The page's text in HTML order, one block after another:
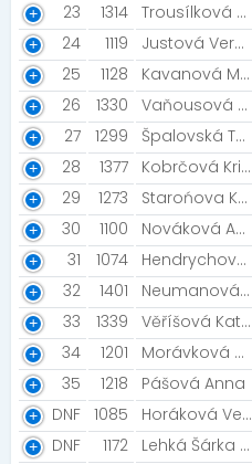
23
1314 Trousílková Karolína [Dřímtým]
24
1119 Justová Veronika [Dřímtým]
25
1128 Kavanová Mariana
26
1330 Vaňousová Kateřina
27
1299 Špalovská Tereza
28
1377 Kobrčová Kristýna
29
1273 Starońova Karolína
30
1100 Nováková Anna [Vodafone]
31
1074 Hendrychová Eliška [Miláčci]
32
1401 Neumanová Martina
33
1339 Věříšová Kateřina
34
1201 Morávková Klaudie
35
1218 Pášová Anna
DNF 1085 Horáková Veronika
DNF
1172 Lehká Šárka [Juzu team]